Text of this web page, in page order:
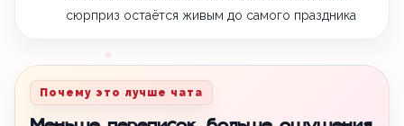
сюрприз остаётся живым до самого праздника
Почему это лучше чата